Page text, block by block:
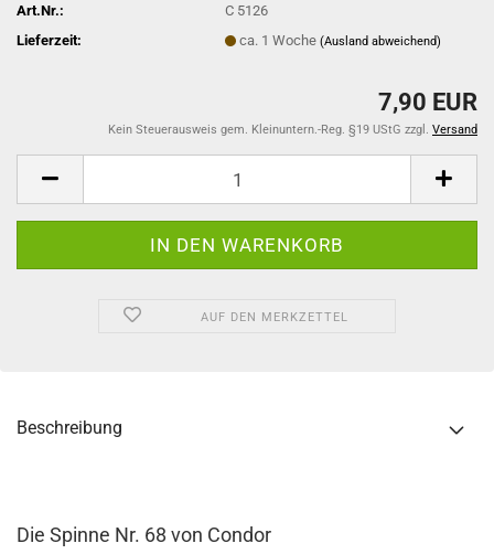
Art.Nr.:
C 5126
Lieferzeit:
ca. 1 Woche(Ausland abweichend)
7,90 EUR
Kein Steuerausweis gem. Kleinuntern.-Reg. §19 UStG zzgl. Versand
AUF DEN MERKZETTEL
Beschreibung
Die Spinne Nr. 68 von Condor